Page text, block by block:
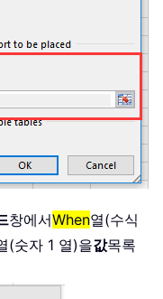
창에서When열(수식
(숫자 1 열)을값목록